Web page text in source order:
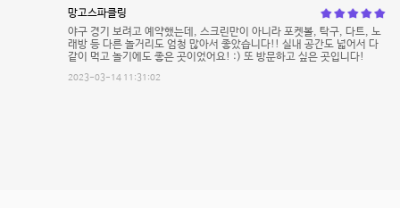
망고스파클링
야구 경기 보려고 예약했는데, 스크린만이 아니라 포켓볼, 탁구, 다트, 노
래방 등 다른 놀거리도 엄청 많아서 좋았습니다!! 실내 공간도 넓어서 다
같이 먹고 놀기에도 좋은 곳이었어요! :) 또 방문하고 싶은 곳입니다!
2023-03-14 11:31:02